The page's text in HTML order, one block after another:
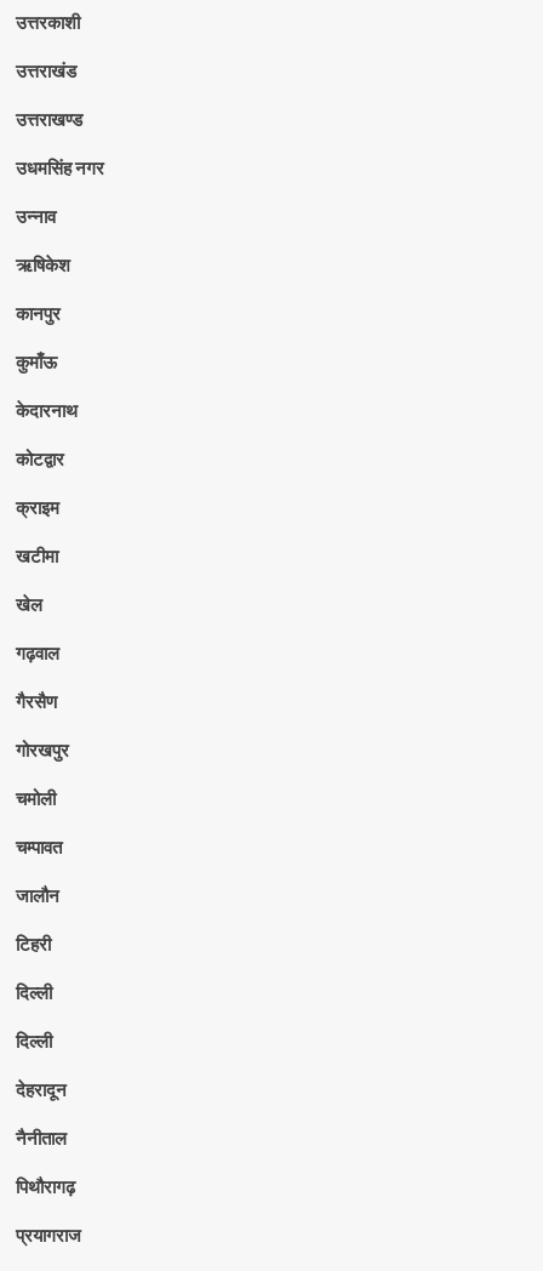
उत्तरकाशी
उत्तराखंड
उत्तराखण्ड
उधमसिंह नगर
उन्नाव
ऋषिकेश
कानपुर
कुमाँऊ
केदारनाथ
कोटद्वार
क्राइम
खटीमा
खेल
गढ़वाल
गैरसैण
गोरखपुर
चमोली
चम्पावत
जालौन
टिहरी
दिल्ली
दिल्ली
देहरादून
नैनीताल
पिथौरागढ़
प्रयागराज